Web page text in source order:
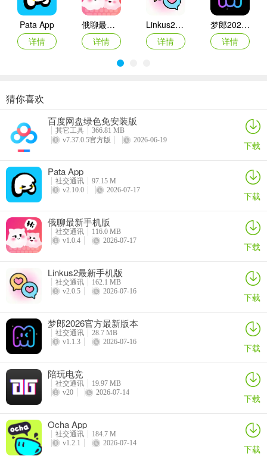
1、全新升级，经典玩法完整迁移，体验重构，账号资产与社交关系无
缝同步。
超级链接未来**怎么变现
超级链接未来是一个全新升级的综合社交玩法平台。它完成了经典内
留，账号资产与社交关系无缝同步，老用户能快速衔接，上线还有专
属积分福利，上手轻松。它有着诸多功能亮点，核心玩法迁移后体验
全面升级；开发了全域沙盘策略战场，四大核心地块超有趣，攻防操
作策略拉满；新增狗狗健康值系统，丰富养成乐趣。超级链接未来的
超级币瓜分玩法也有调整，战犬还有瓜分权益。在这里，你能体验到
社交与策略玩法融合的乐趣，满足社交互动需求，享受全新的社交体
互动，都能通过这个平台找到新乐趣，助力你在社交玩法中探索变现
可能，比如通过群基地发展、战犬权益等，满足社交与收益需求。
Pata App
详情
俄聊最新手机版
详情
Linkus2最新手机版
详情
梦郎2026官方最新版本
详情
陪玩电竞
详情
Ocha App
详情
Shine拾光app
心动几何
猜你喜欢
百度网盘绿色免安装版
其它工具
366.81 MB
v7.37.0.5官方版
2026-06-19 下载
Pata App
社交通讯
97.15 M
v2.10.0
2026-07-17 下载
俄聊最新手机版
社交通讯
116.0 MB
v1.0.4
2026-07-17 下载
Linkus2最新手机版
社交通讯
162.1 MB
v2.0.5
2026-07-16 下载
梦郎2026官方最新版本
社交通讯
28.7 MB
v1.1.3
2026-07-16 下载
陪玩电竞
社交通讯
19.97 MB
v20
2026-07-14 下载
Ocha App
社交通讯
184.7 M
v1.2.1
2026-07-14 下载